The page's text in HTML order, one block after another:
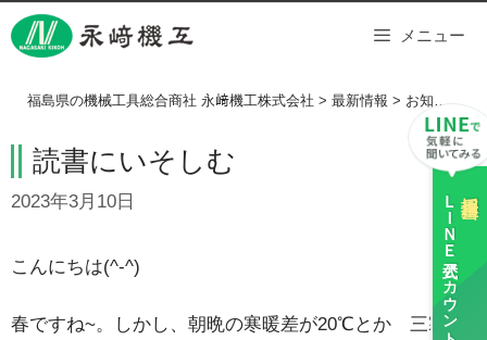
Skip
to
ＬＩＮＥ
公式アカウント
メニュー
福島県の機械工具総合商社 永﨑機工株式会社 > 最新情報 > お知らせ >
読書にいそしむ
2023年3月10日
こんにちは(^-^)
春ですね~。しかし、朝晩の寒暖差が20℃とか 三寒四